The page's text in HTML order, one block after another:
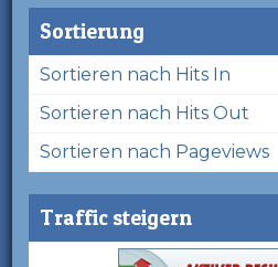
Sortierung
Sortieren nach Hits In
Sortieren nach Hits Out
Sortieren nach Pageviews
Traffic steigern